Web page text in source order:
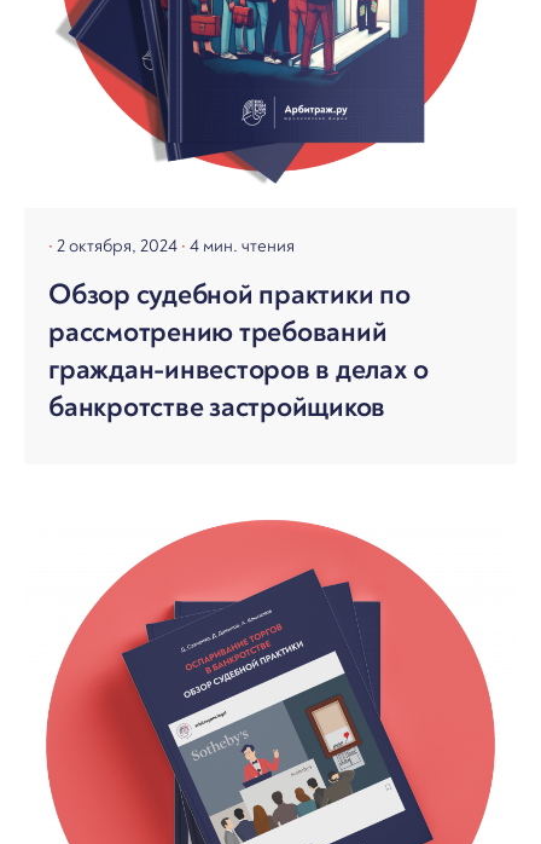
2 октября, 2024 4 мин. чтения
Обзор судебной практики по
рассмотрению требований
граждан-инвесторов в делах о
банкротстве застройщиков